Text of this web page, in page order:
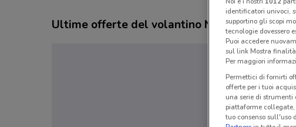
Ultime offerte del volantino Necchi
identificatori univoci,
supportino gli scopi
tecnologie dovessero
Puoi accedere
sul link Mostra
Per maggiori
Permettici di fornirti
offerte per i tuoi
una serie di
piattaforme collegate,
tuo consenso sull'uso